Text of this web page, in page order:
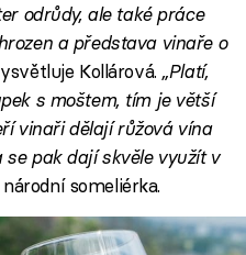
odrůdy, ale také práce
a představa vinaře o
Kollárová. „Platí,
s moštem, tím je větší
vinaři dělají růžová vína
pak dají skvěle využít v
someliérka.